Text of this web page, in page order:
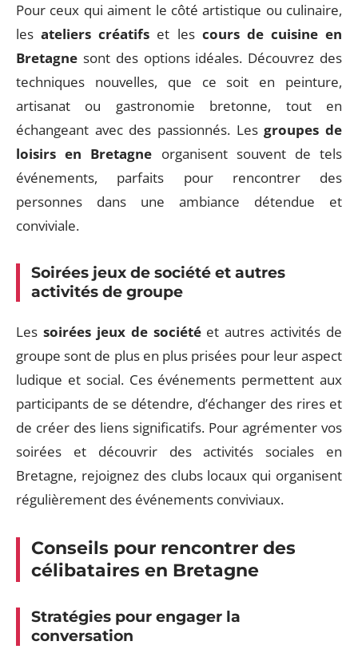
Pour ceux qui aiment le côté artistique ou culinaire,
lesateliers créatifs et les cours de cuisine en
Bretagne sont des options idéales. Découvrez des
techniques nouvelles, que ce soit en peinture,
artisanat ou gastronomie bretonne, tout en
échangeant avec des passionnés. Lesgroupes de
loisirs en Bretagne organisent souvent de tels
événements, parfaits pour rencontrer des
personnes dans une ambiance détendue et
conviviale.
Soirées jeux de société et autres
activités de groupe
Les soirées jeux de sociétéet autres activités de
groupe sont de plus en plus prisées pour leur aspect
ludique et social. Ces événements permettent aux
participants de se détendre, d’échanger des rires et
de créer des liens significatifs. Pour agrémenter vos
soirées et découvrir des activités sociales en
Bretagne, rejoignez des clubs locaux qui organisent
régulièrement des événements conviviaux.
Conseils pour rencontrer des
célibataires en Bretagne
Stratégies pour engager la
conversation